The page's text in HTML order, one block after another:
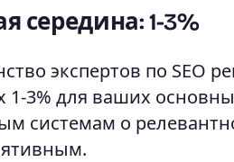
середина: 1-3%
экспертов по SEO
1-3% для ваших
системам о